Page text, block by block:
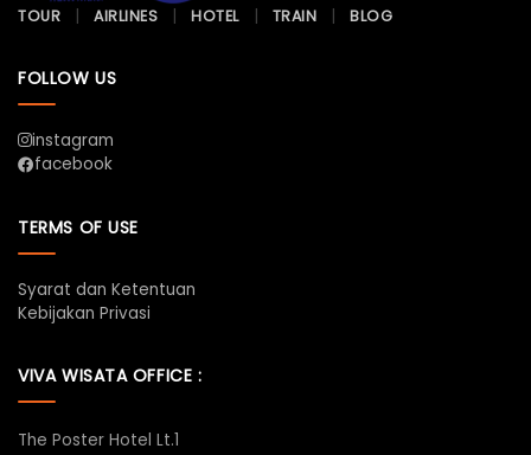
TOUR AIRLINES HOTEL TRAIN BLOG
FOLLOW US
instagram
facebook
TERMS OF USE
Syarat dan Ketentuan
Kebijakan Privasi
VIVA WISATA OFFICE :
The Poster Hotel Lt.1